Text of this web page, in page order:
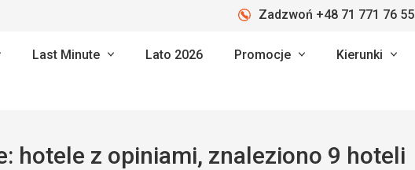
Zadzwoń +48 71 771 76 55
Last Minute Lato 2026 Promocje Kierunki
Elenite: hotele z opiniami, znaleziono 9 hoteli